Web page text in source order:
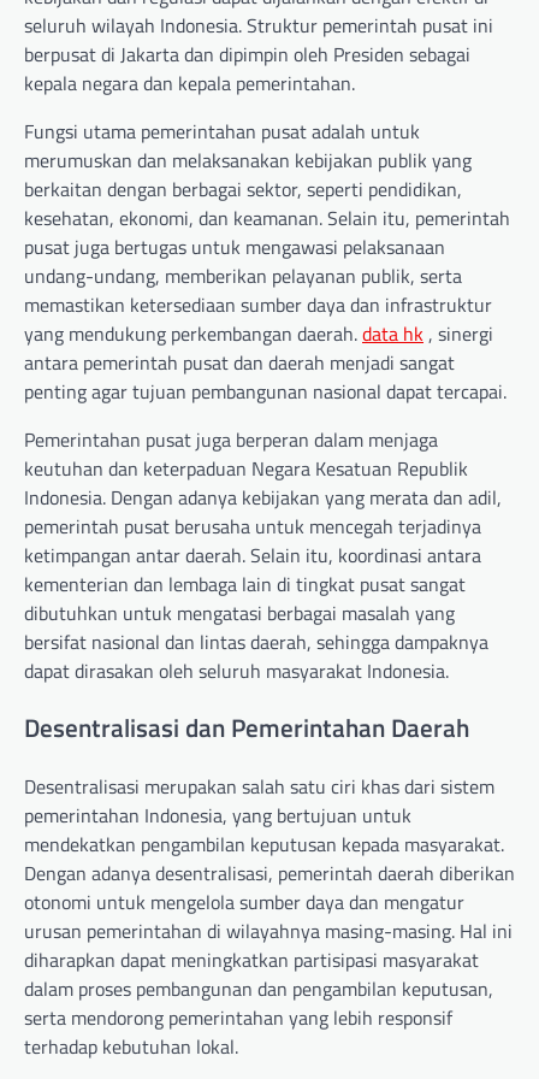
seluruh wilayah Indonesia. Struktur pemerintah pusat ini
berpusat di Jakarta dan dipimpin oleh Presiden sebagai
kepala negara dan kepala pemerintahan.
Fungsi utama pemerintahan pusat adalah untuk
merumuskan dan melaksanakan kebijakan publik yang
berkaitan dengan berbagai sektor, seperti pendidikan,
kesehatan, ekonomi, dan keamanan. Selain itu, pemerintah
pusat juga bertugas untuk mengawasi pelaksanaan
undang-undang, memberikan pelayanan publik, serta
memastikan ketersediaan sumber daya dan infrastruktur
yang mendukung perkembangan daerah.data hk , sinergi
antara pemerintah pusat dan daerah menjadi sangat
penting agar tujuan pembangunan nasional dapat tercapai.
Pemerintahan pusat juga berperan dalam menjaga
keutuhan dan keterpaduan Negara Kesatuan Republik
Indonesia. Dengan adanya kebijakan yang merata dan adil,
pemerintah pusat berusaha untuk mencegah terjadinya
ketimpangan antar daerah. Selain itu, koordinasi antara
kementerian dan lembaga lain di tingkat pusat sangat
dibutuhkan untuk mengatasi berbagai masalah yang
bersifat nasional dan lintas daerah, sehingga dampaknya
dapat dirasakan oleh seluruh masyarakat Indonesia.
Desentralisasi dan Pemerintahan Daerah
Desentralisasi merupakan salah satu ciri khas dari sistem
pemerintahan Indonesia, yang bertujuan untuk
mendekatkan pengambilan keputusan kepada masyarakat.
Dengan adanya desentralisasi, pemerintah daerah diberikan
otonomi untuk mengelola sumber daya dan mengatur
urusan pemerintahan di wilayahnya masing-masing. Hal ini
diharapkan dapat meningkatkan partisipasi masyarakat
dalam proses pembangunan dan pengambilan keputusan,
serta mendorong pemerintahan yang lebih responsif
terhadap kebutuhan lokal.